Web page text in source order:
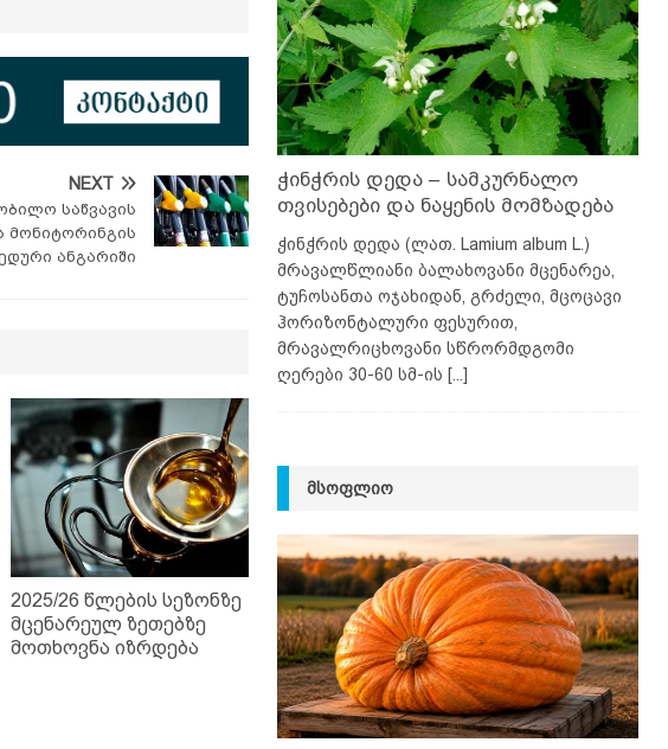
NEXT
საწვავის
მონიტორინგის
ანგარიში
2025/26 წლების სეზონზე
მცენარეულ ზეთებზე
მოთხოვნა იზრდება
ჭინჭრის დედა – სამკურნალო
თვისებები და ნაყენის მომზადება
ჭინჭრის დედა (ლათ. Lamium album L.)
მრავალწლიანი ბალახოვანი მცენარეა,
ტუჩოსანთა ოჯახიდან, გრძელი, მცოცავი
ჰორიზონტალური ფესურით,
მრავალრიცხოვანი სწრორმდგომი
ღერები 30-60 სმ-ის [...]
ᲛᲡᲝᲤᲚᲘᲝ